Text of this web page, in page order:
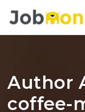
Author
coffee-